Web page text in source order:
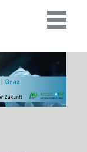
Toggle